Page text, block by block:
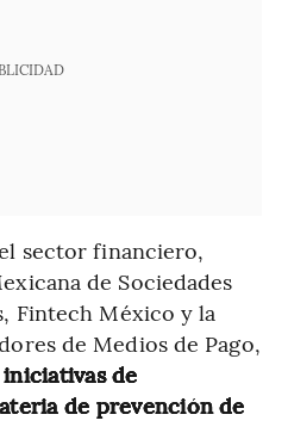
sector financiero,
de Sociedades
Fintech México y la
de Medios de Pago,
de
de prevención de